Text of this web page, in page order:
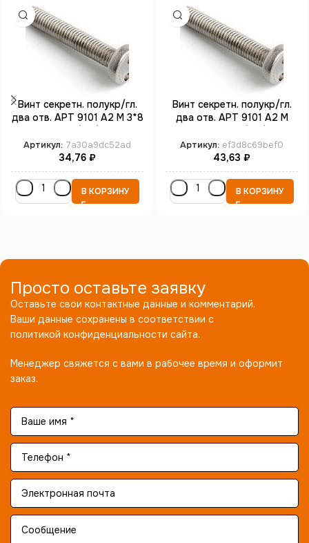
Винт секретн. полукр/гл.
два отв. АРТ 9101 А2 M 3*8
Артикул: 7a30a9dc52ad
34,76 ₽
В КОРЗИНУ
Винт секретн. полукр/гл.
два отв. АРТ 9101 А2 M
Артикул: ef3d8c69bef0
43,63 ₽
В КОРЗИНУ
Просто оставьте заявку
Оставьте свои контактные данные и комментарий.
Ваши данные сохранены в соответствии с
политикой конфиденциальности сайта.
Менеджер свяжется с вами в рабочее время и оформит
заказ.